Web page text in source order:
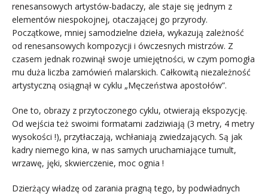
renesansowych artystów-badaczy, ale staje się jednym z
elementów niespokojnej, otaczającej go przyrody.
Początkowe, mniej samodzielne dzieła, wykazują zależność
od renesansowych kompozycji i ówczesnych mistrzów. Z
czasem jednak rozwinął swoje umiejętności, w czym pomogła
mu duża liczba zamówień malarskich. Całkowitą niezależność
artystyczną osiągnął w cyklu „Męczeństwa apostołów”.
One to, obrazy z przytoczonego cyklu, otwierają ekspozycję.
Od wejścia też swoimi formatami zadziwiają (3 metry, 4 metry
wysokości !), przytłaczają, wchłaniają zwiedzających. Są jak
kadry niemego kina, w nas samych uruchamiające tumult,
wrzawę, jęki, skwierczenie, moc ognia !
Dzierżący władzę od zarania pragną tego, by podwładnych